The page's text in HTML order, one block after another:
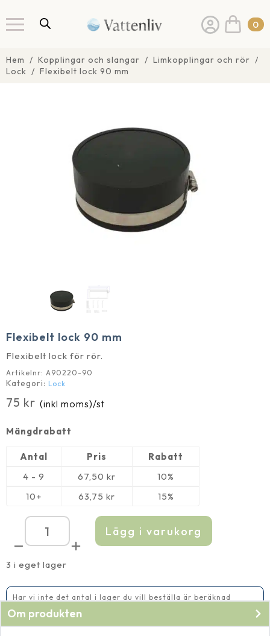
0
Hem Kopplingar och slangar
Limkopplingar och rör
Lock
Flexibelt lock 90 mm
Flexibelt lock 90 mm
Flexibelt lock för rör.
Artikelnr: A90220-90
Kategori: Lock
75 kr (inkl moms)/st
Mängdrabatt
Antal Pris
Rabatt
4 - 9
67,50 kr
10%
10+
63,75 kr 15%
3 i eget lager
Flexibelt
lock
mm
mängd
Lägg i varukorg
Har vi inte det antal i lager du vill beställa är beräknad
Om produkten